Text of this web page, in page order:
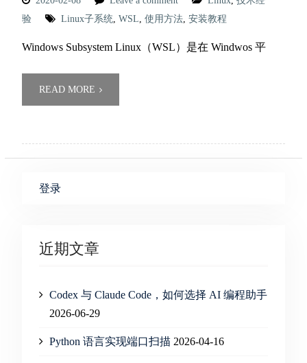
验
Linux子系统, WSL, 使用方法, 安装教程
Windows Subsystem Linux（WSL）是在 Windwos 平
READ MORE
登录
近期文章
Codex 与 Claude Code，如何选择 AI 编程助手
2026-06-29
Python 语言实现端口扫描 2026-04-16